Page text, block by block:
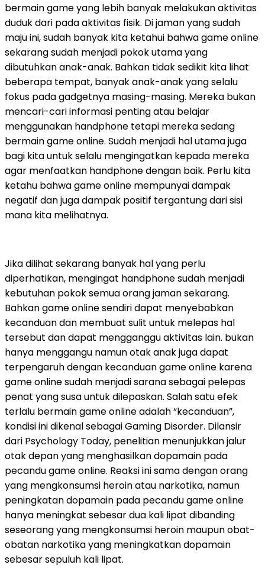
bermain game yang lebih banyak melakukan aktivitas
duduk dari pada aktivitas fisik. Di jaman yang sudah
maju ini, sudah banyak kita ketahui bahwa game online
sekarang sudah menjadi pokok utama yang
dibutuhkan anak-anak. Bahkan tidak sedikit kita lihat
beberapa tempat, banyak anak-anak yang selalu
fokus pada gadgetnya masing-masing. Mereka bukan
mencari-cari informasi penting atau belajar
menggunakan handphone tetapi mereka sedang
bermain game online. Sudah menjadi hal utama juga
bagi kita untuk selalu mengingatkan kepada mereka
agar menfaatkan handphone dengan baik. Perlu kita
ketahu bahwa game online mempunyai dampak
negatif dan juga dampak positif tergantung dari sisi
mana kita melihatnya.
Jika dilihat sekarang banyak hal yang perlu
diperhatikan, mengingat handphone sudah menjadi
kebutuhan pokok semua orang jaman sekarang.
Bahkan game online sendiri dapat menyebabkan
kecanduan dan membuat sulit untuk melepas hal
tersebut dan dapat mengganggu aktivitas lain. bukan
hanya menggangu namun otak anak juga dapat
terpengaruh dengan kecanduan game online karena
game online sudah menjadi sarana sebagai pelepas
penat yang susa untuk dilepaskan. Salah satu efek
terlalu bermain game online adalah “kecanduan”,
kondisi ini dikenal sebagai Gaming Disorder. Dilansir
dari Psychology Today, penelitian menunjukkan jalur
otak depan yang menghasilkan dopamain pada
pecandu game online. Reaksi ini sama dengan orang
yang mengkonsumsi heroin atau narkotika, namun
peningkatan dopamain pada pecandu game online
hanya meningkat sebesar dua kali lipat dibanding
seseorang yang mengkonsumsi heroin maupun obat-
obatan narkotika yang meningkatkan dopamain
sebesar sepuluh kali lipat.